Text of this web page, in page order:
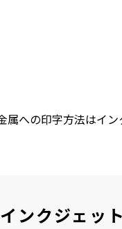
属への印字方法はイ
ンクジェッ